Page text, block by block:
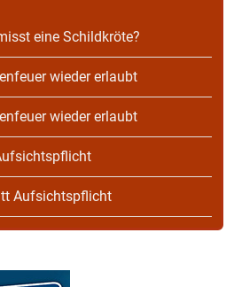
eine Schildkröte?
wieder erlaubt
wieder erlaubt
Aufsichtspflicht